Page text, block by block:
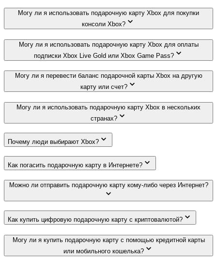
Могу ли я использовать подарочную карту Xbox для покупки
консоли Xbox?
Могу ли я использовать подарочную карту Xbox для оплаты
подписки Xbox Live Gold или Xbox Game Pass?
Могу ли я перевести баланс подарочной карты Xbox на другую
карту или счет?
Могу ли я использовать подарочную карту Xbox в нескольких
странах?
Почему люди выбирают Xbox?
Как погасить подарочную карту в Интернете?
Можно ли отправить подарочную карту кому-либо через Интернет?
Как купить цифровую подарочную карту с криптовалютой?
Могу ли я купить подарочную карту с помощью кредитной карты
или мобильного кошелька?